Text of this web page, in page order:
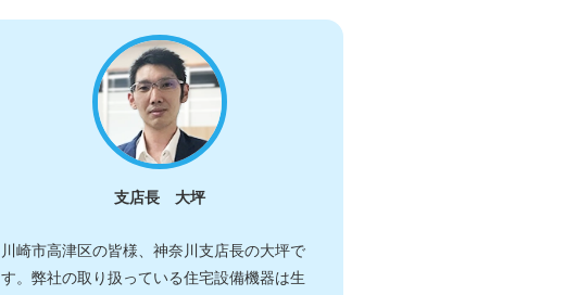
支店長 大坪
川崎市高津区の皆様、神奈川支店長の大坪で
す。弊社の取り扱っている住宅設備機器は生